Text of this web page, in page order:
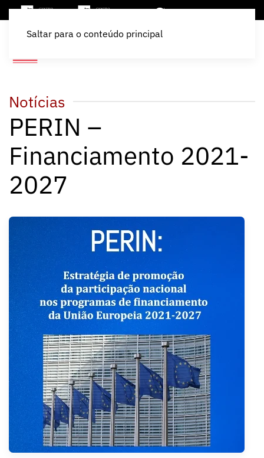
Saltar para o conteúdo principal
Notícias
PERIN –
Financiamento 2021-
2027